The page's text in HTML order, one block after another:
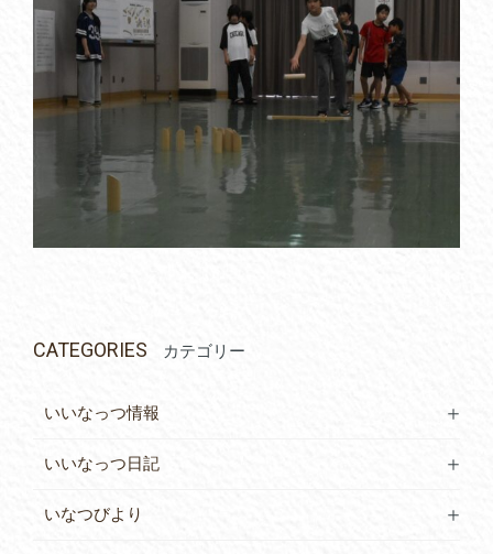
アクセス
CATEGORIES カテゴリー
いいなっつ情報
いいなっつ日記
いなつびより